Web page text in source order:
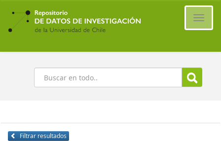
Ir
contenido
principal
Buscar
Filtrar resultados